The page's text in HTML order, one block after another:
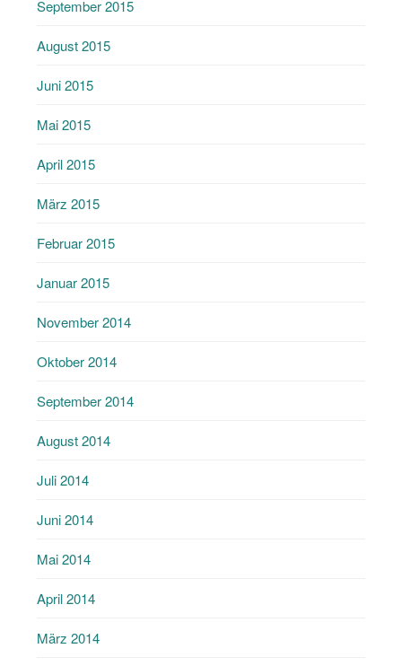
September 2015
August 2015
Juni 2015
Mai 2015
April 2015
März 2015
Februar 2015
Januar 2015
November 2014
Oktober 2014
September 2014
August 2014
Juli 2014
Juni 2014
Mai 2014
April 2014
März 2014